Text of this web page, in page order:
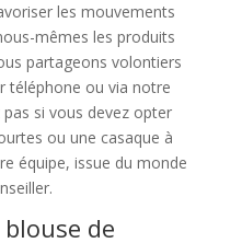
les mouvements
mêmes les produits
partageons volontiers
téléphone ou via notre
si vous devez opter
ou une casaque à
équipe, issue du monde
de